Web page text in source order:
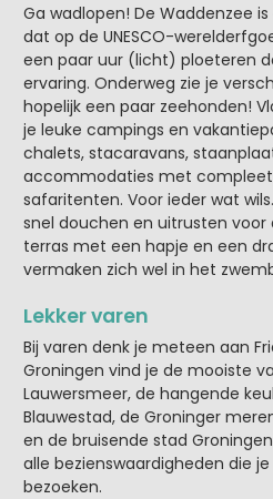
Ga wadlopen! De Waddenzee
dat op de UNESCO-
een paar uur (licht) ploeteren
ervaring. Onderweg zie je
hopelijk een paar zeehonden!
je leuke campings en
chalets, stacaravans,
accommodaties met compleet
safaritenten. Voor ieder wat
snel douchen en uitrusten
terras met een hapje en een
vermaken zich wel in het
Lekker varen
Bij varen denk je meteen aan
Groningen vind je de mooiste
Lauwersmeer, de hangende
Blauwestad, de Groninger
en de bruisende stad
alle bezienswaardigheden die
bezoeken.